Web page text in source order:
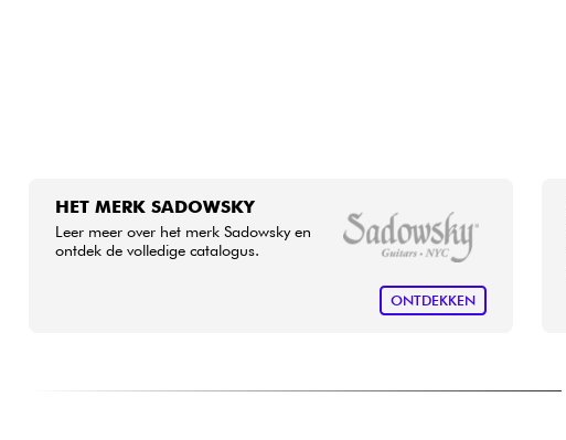
HET MERK SADOWSKY
Leer meer over het merk Sadowsky en
ontdek de volledige catalogus.
ONTDEKKEN